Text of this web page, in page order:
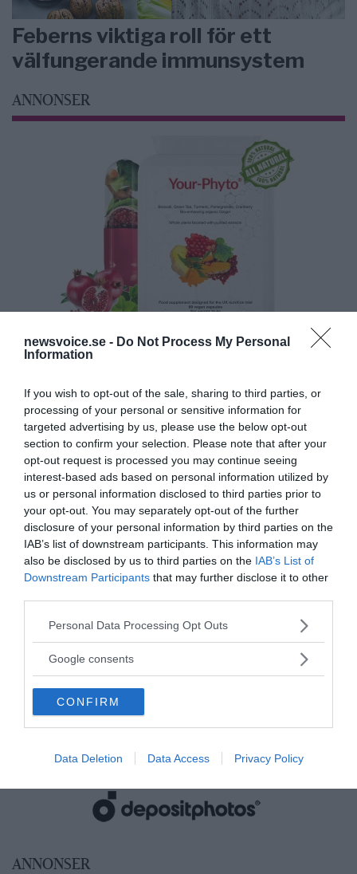
newsvoice.se - Do Not Process My Personal
Information
If you wish to opt-out of the sale, sharing to third parties, or
processing of your personal or sensitive information for
targeted advertising by us, please use the below opt-out
section to confirm your selection. Please note that after your
opt-out request is processed you may continue seeing
interest-based ads based on personal information utilized by
us or personal information disclosed to third parties prior to
your opt-out. You may separately opt-out of the further
disclosure of your personal information by third parties on the
IAB’s list of downstream participants. This information may
also be disclosed by us to third parties on the IAB’s List of
Downstream Participants that may further disclose it to other
Please note that this website/app uses one or more Google
not limited to your visit or usage behaviour. You may click to
use your data for below specified purposes in below Google
consent section.
Personal Data Processing Opt Outs
Google consents
CONFIRM
Data Deletion Data Access Privacy Policy
Feberns viktiga roll för ett
välfungerande immunsystem
ANNONSER
MEDIA PARTNERS
ANNONSER